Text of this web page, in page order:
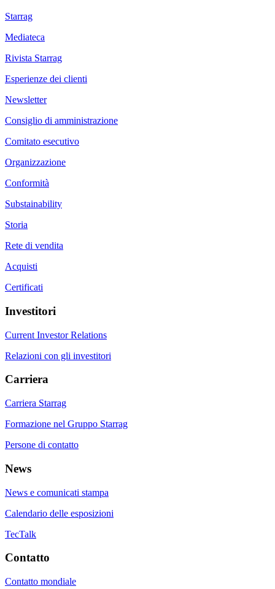
Starrag
Mediateca
Rivista Starrag
Esperienze dei clienti
Newsletter
Consiglio di amministrazione
Comitato esecutivo
Organizzazione
Conformità
Substainability
Storia
Rete di vendita
Acquisti
Certificati
Investitori
Current Investor Relations
Relazioni con gli investitori
Carriera
Carriera Starrag
Formazione nel Gruppo Starrag
Persone di contatto
News
News e comunicati stampa
Calendario delle esposizioni
TecTalk
Contatto
Contatto mondiale